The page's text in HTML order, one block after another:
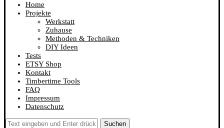
Home
Projekte
Werkstatt
Zuhause
Methoden & Techniken
DIY Ideen
Tests
ETSY Shop
Kontakt
Timbertime Tools
FAQ
Impressum
Datenschutz
Suchen